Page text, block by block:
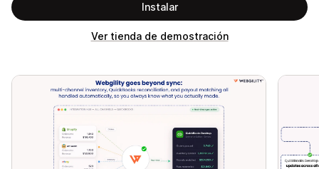
Instalar
Ver tienda de demostración